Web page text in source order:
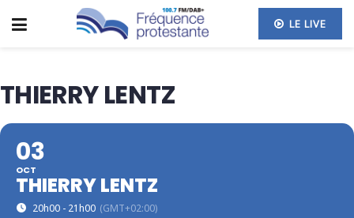
LE LIVE
THIERRY LENTZ
03
OCT
THIERRY LENTZ
20h00 - 21h00 (GMT+02:00)